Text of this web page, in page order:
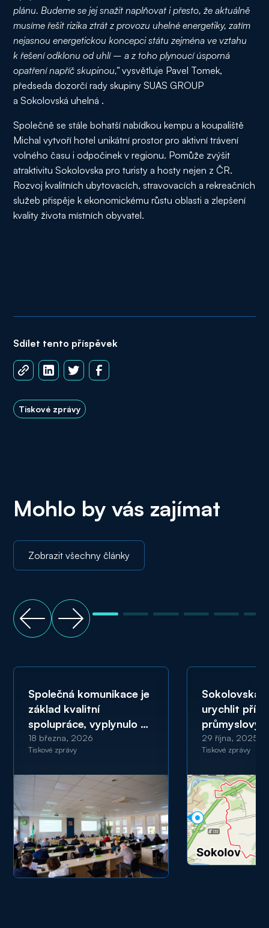
plánu. Budeme se jej snažit naplňovat i přesto, že aktuálně
musíme řešit rizika ztrát z provozu uhelné energetiky, zatím
nejasnou energetickou koncepci státu zejména ve vztahu
k řešení odklonu od uhlí – a z toho plynoucí úsporná
opatření napříč skupinou,“vysvětluje Pavel Tomek,
předseda dozorčí rady skupiny SUAS GROUP
a Sokolovská uhelná .
Společně se stále bohatší nabídkou kempu a koupaliště
Michal vytvoří hotel unikátní prostor pro aktivní trávení
volného času i odpočinek v regionu. Pomůže zvýšit
atraktivitu Sokolovska pro turisty a hosty nejen z ČR.
Rozvoj kvalitních ubytovacích, stravovacích a rekreačních
služeb přispěje k ekonomickému růstu oblasti a zlepšení
kvality života místních obyvatel.
Sdílet tento příspěvek
Tiskové zprávy
Mohlo by vás zajímat
Zobrazit všechny články
Společná komunikace je
základ kvalitní
spolupráce, vyplynulo ze
setkání zástupců SUAS
se sokolovskými
18 března, 2026
Tiskové zprávy
Sokolovská
urychlit
v regionu.
proto
29 října, 2025
Tiskové zprávy